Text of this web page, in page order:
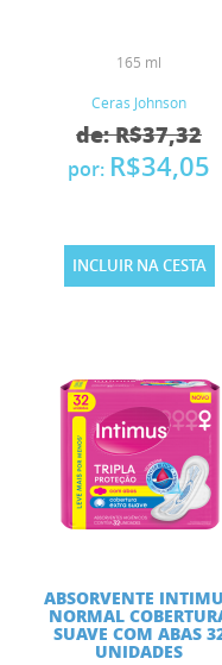
165 ml
Ceras Johnson
de: R$37,32
por: R$34,05
INCLUIR NA CESTA
ABSORVENTE
NORMAL
SUAVE COM ABAS
UNIDADES